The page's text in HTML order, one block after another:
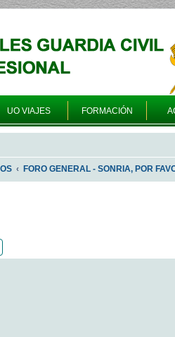
UO VIAJES FORMACIÓN
FORO GENERAL - SONRIA, POR